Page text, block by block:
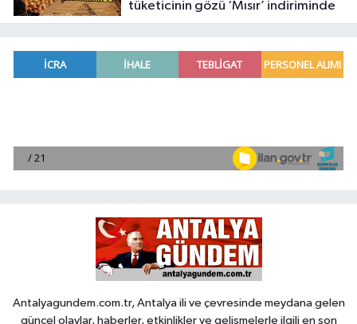
tüketicinin gözü ‘Mısır’ indiriminde
Antalyagundem.com.tr, Antalya ili ve çevresinde meydana gelen
güncel olaylar, haberler, etkinlikler ve gelişmelerle ilgili en son